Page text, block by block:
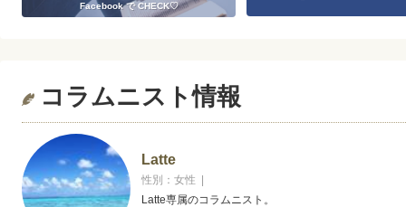
Facebook で CHECK♡
コラムニスト情報
Latte
性別：女性 |
Latte専属のコラムニスト。